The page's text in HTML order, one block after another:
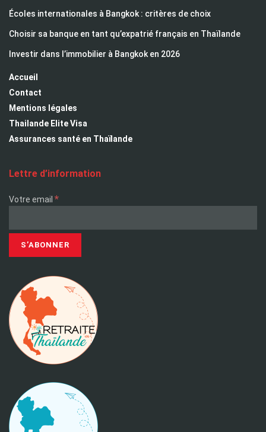
Écoles internationales à Bangkok : critères de choix
Choisir sa banque en tant qu’expatrié français en Thaïlande
Investir dans l’immobilier à Bangkok en 2026
Accueil
Contact
Mentions légales
Thailande Elite Visa
Assurances santé en Thaïlande
Lettre d’information
Votre email *